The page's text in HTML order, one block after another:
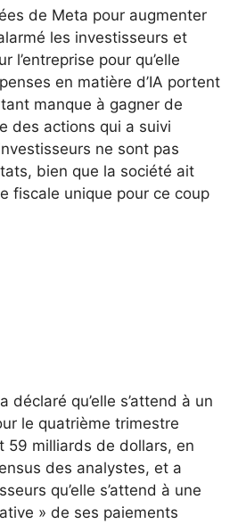
de Meta pour augmenter
les investisseurs et
l’entreprise pour qu’elle
en matière d’IA portent
manque à gagner de
des actions qui a suivi
ne sont pas
bien que la société ait
fiscale unique pour ce coup
déclaré qu’elle s’attend à un
le quatrième trimestre
59 milliards de dollars, en
des analystes, et a
qu’elle s’attend à une
» de ses paiements